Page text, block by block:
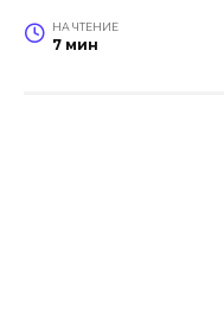
НА ЧТЕНИЕ
7 мин